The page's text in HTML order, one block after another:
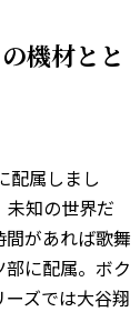
機材とと
配属しまし
未知の世界だ
があれば歌舞
に配属。ボク
ズでは大谷翔